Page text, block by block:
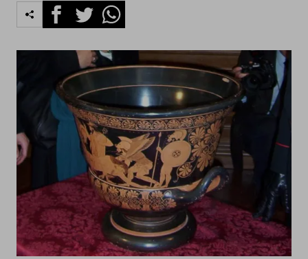
FacebookTwitterWhatsapp